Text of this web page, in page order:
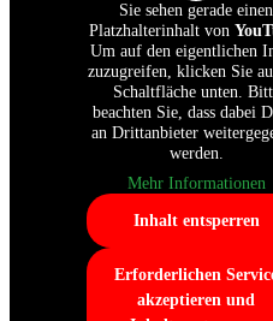
Sie sehen gerade einen
Platzhalterinhalt von
Um auf den eigentlichen
zuzugreifen, klicken Sie
Schaltfläche unten.
beachten Sie, dass dabei
an Drittanbieter
werden.
Mehr Informationen
Inhalt entsperren
Erforderlichen
akzeptieren und